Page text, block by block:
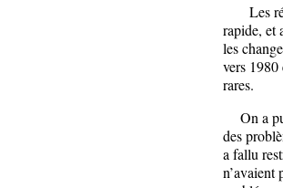
Les
rapide, et
les
vers 1980
rares.
On a pu
des
a fallu
n’avaient